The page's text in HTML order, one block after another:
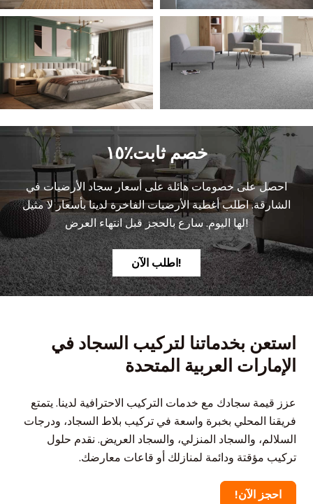
خصم ثابت٪١٥
احصل على خصومات هائلة على أسعار سجاد الأرضيات في
الشارقة. اطلب أغطية الأرضيات الفاخرة لدينا بأسعار لا مثيل
لها اليوم. سارع بالحجز قبل انتهاء العرض!
اطلب الآن!
استعن بخدماتنا لتركيب السجاد في
الإمارات العربية المتحدة
عزز قيمة سجادك مع خدمات التركيب الاحترافية لدينا. يتمتع
فريقنا المحلي بخبرة واسعة في تركيب بلاط السجاد، ودرجات
السلالم، والسجاد المنزلي، والسجاد العريض. نقدم حلول
تركيب مؤقتة ودائمة لمنازلك أو قاعات معارضك.
احجز الآن!